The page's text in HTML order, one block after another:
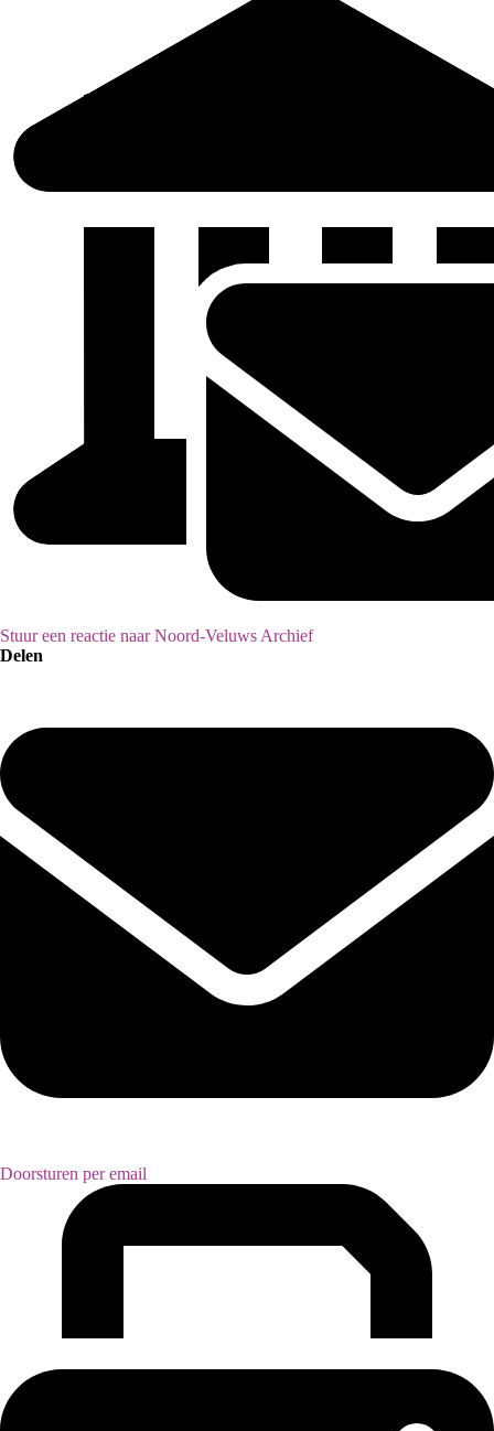
Stuur een reactie naar Noord-Veluws Archief
Delen
Doorsturen per email